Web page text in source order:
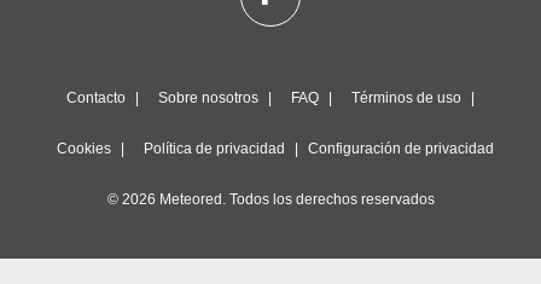
Contacto Sobre nosotros FAQ Términos de uso
Cookies Política de privacidad Configuración de privacidad
© 2026 Meteored. Todos los derechos reservados